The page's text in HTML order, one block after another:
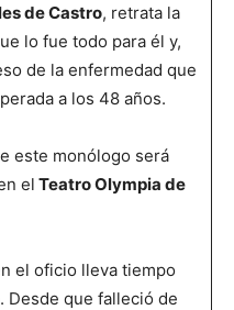
de Castro, retrata la
lo fue todo para él y,
de la enfermedad que
a los 48 años.
este monólogo será
el Teatro Olympia de
el oficio lleva tiempo
Desde que falleció de